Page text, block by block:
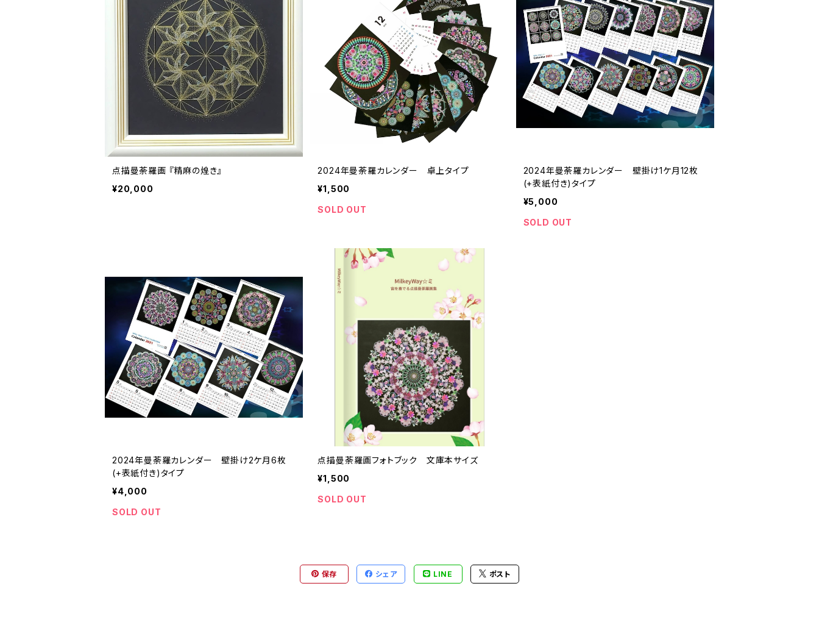
点描曼荼羅画 『精麻の煌き』
¥20,000
2024年曼荼羅カレンダー 卓上タイプ
¥1,500
SOLD OUT
2024年曼荼羅カレンダー 壁掛け1ケ月12枚
(+表紙付き)タイプ
¥5,000
SOLD OUT
2024年曼荼羅カレンダー 壁掛け2ケ月6枚
(+表紙付き)タイプ
¥4,000
SOLD OUT
点描曼荼羅画フォトブック 文庫本サイズ
¥1,500
SOLD OUT
保存 シェア LINE ポスト